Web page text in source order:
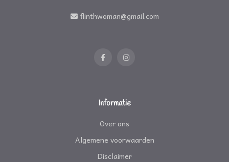
flinthwoman@gmail.com
Informatie
Over ons
Algemene voorwaarden
Disclaimer